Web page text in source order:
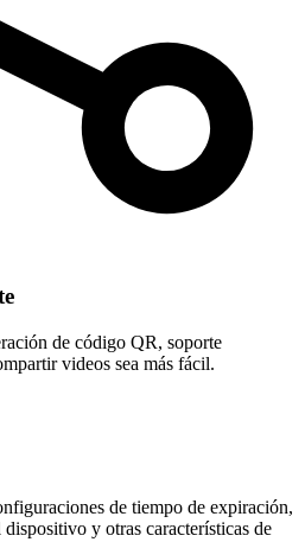
de código QR, soporte
videos sea más fácil.
de tiempo de expiración,
y otras características de